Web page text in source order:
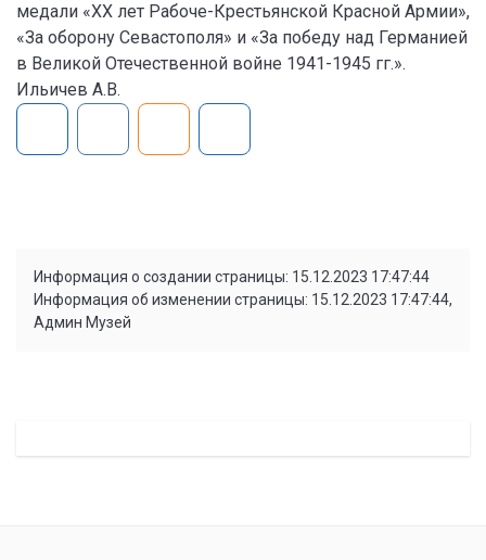
медали «XX лет Рабоче-Крестьянской Красной Армии»,
«За оборону Севастополя» и «За победу над Германией
в Великой Отечественной войне 1941-1945 гг.».
Ильичев А.В.
Информация о создании страницы: 15.12.2023 17:47:44
Информация об изменении страницы: 15.12.2023 17:47:44,
Админ Музей